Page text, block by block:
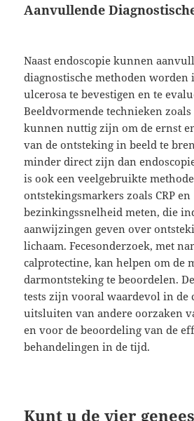
Aanvullende
Naast endoscopie kunnen
diagnostische methoden worden
ulcerosa te bevestigen en te
Beeldvormende technieken zoals
kunnen nuttig zijn om de ernst
van de ontsteking in beeld te
minder direct zijn dan
is ook een veelgebruikte
ontstekingsmarkers zoals CRP en
bezinkingssnelheid meten, die
aanwijzingen geven over
lichaam. Fecesonderzoek, met
calprotectine, kan helpen om de
darmontsteking te beoordelen.
tests zijn vooral waardevol in de
uitsluiten van andere oorzaken
en voor de beoordeling van de
behandelingen in de tijd.
Kunt u de vier